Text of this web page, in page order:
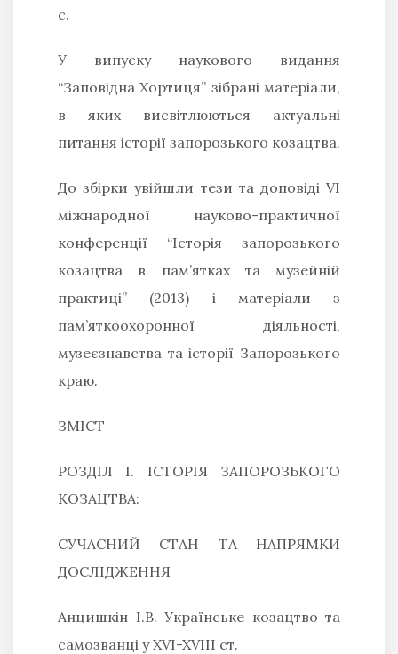
с.
У випуску наукового видання
“Заповідна Хортиця” зібрані матеріали,
в яких висвітлюються актуальні
питання історії запорозького козацтва.
До збірки увійшли тези та доповіді VI
міжнародної науково-практичної
конференції “Історія запорозького
козацтва в пам’ятках та музейній
практиці” (2013) і матеріали з
пам’яткоохоронної діяльності,
музеєзнавства та історії Запорозького
краю.
ЗМІСТ
РОЗДІЛ І. ІСТОРІЯ ЗАПОРОЗЬКОГО
КОЗАЦТВА:
СУЧАСНИЙ СТАН ТА НАПРЯМКИ
ДОСЛІДЖЕННЯ
Анцишкін І.В. Українське козацтво та
самозванці у XVI-XVIII ст.